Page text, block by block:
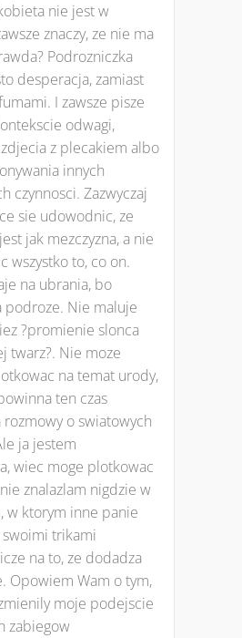
nie jest w
znaczy, ze nie ma
Podrozniczka
desperacja, zamiast
I zawsze pisze
odwagi,
z plecakiem albo
innych
czynnosci. Zazwyczaj
sie udowodnic, ze
jak mezczyzna, a nie
wszystko to, co on.
na ubrania, bo
podroze. Nie maluje
?promienie slonca
twarz?. Nie moze
na temat urody,
ten czas
o swiatowych
ja jestem
wiec moge plotkowac
znalazlam nigdzie w
w ktorym inne panie
trikami
na to, ze dodadza
Opowiem Wam o tym,
moje podejscie
zabiegow